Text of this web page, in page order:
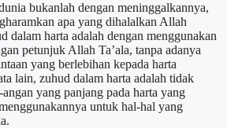
bukanlah dengan meninggalkannya,
apa yang dihalalkan Allah
dalam harta adalah dengan menggunakan
petunjuk Allah Ta’ala, tanpa adanya
yang berlebihan kepada harta
lain, zuhud dalam harta adalah tidak
yang panjang pada harta yang
untuk hal-hal yang